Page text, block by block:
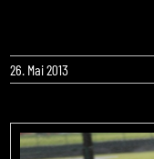
26. Mai 2013